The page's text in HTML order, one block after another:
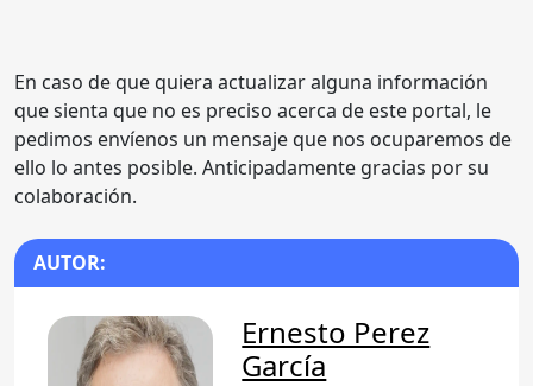
En caso de que quiera actualizar alguna información
que sienta que no es preciso acerca de este portal, le
pedimos envíenos un mensaje que nos ocuparemos de
ello lo antes posible. Anticipadamente gracias por su
colaboración.
AUTOR:
Ernesto Perez
García